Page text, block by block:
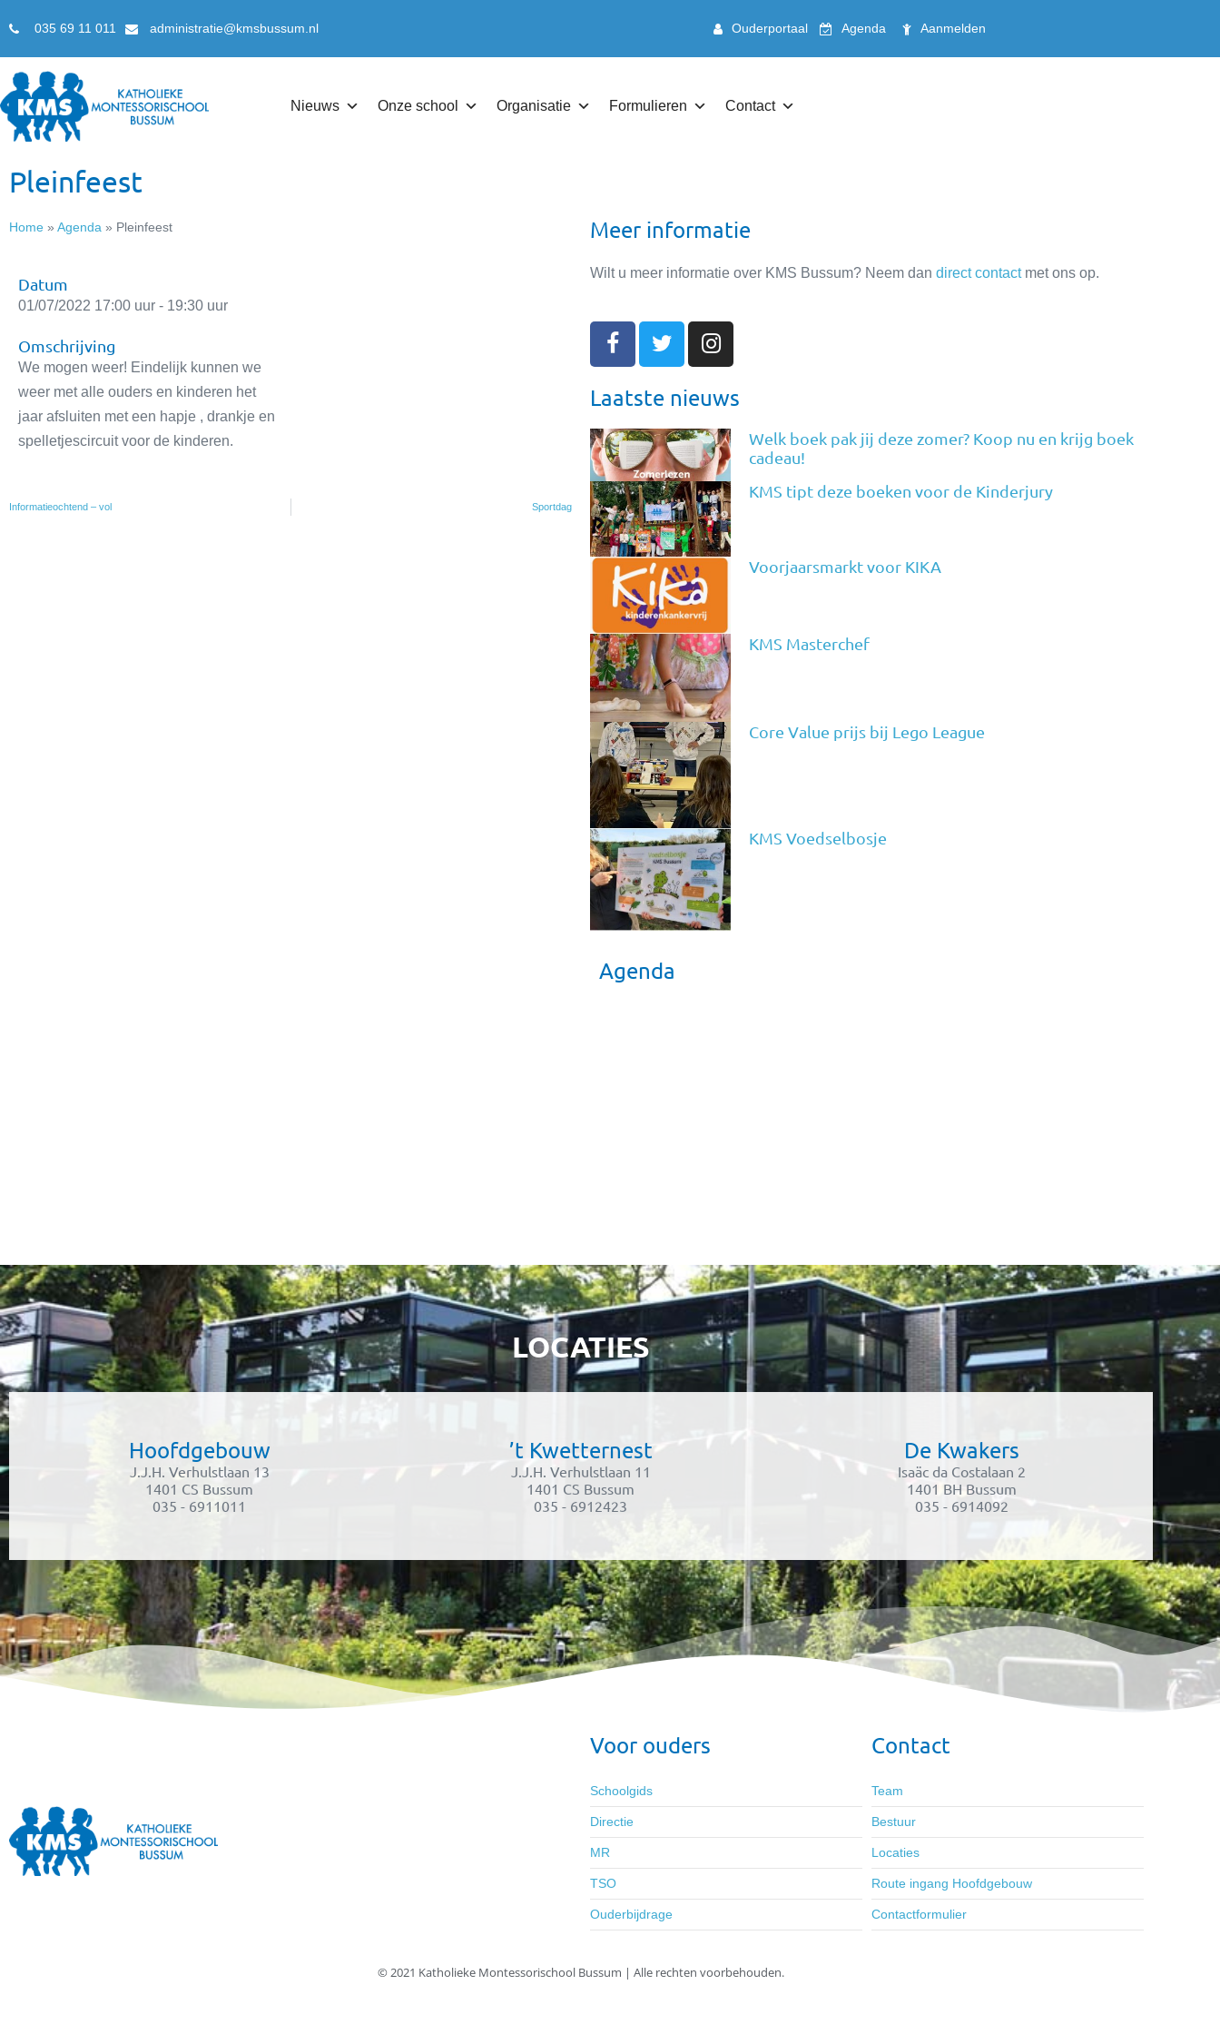
035 69 11 011 administratie@kmsbussum.nl Ouderportaal Agenda Aanmelden
Nieuws Onze school Organisatie Formulieren Contact
Pleinfeest
Home » Agenda » Pleinfeest
Datum
01/07/2022 17:00 uur - 19:30 uur
Omschrijving
We mogen weer! Eindelijk kunnen we
weer met alle ouders en kinderen het
jaar afsluiten met een hapje , drankje en
spelletjescircuit voor de kinderen.
Informatieochtend – vol Sportdag
Meer informatie
Wilt u meer informatie over KMS Bussum? Neem dan direct contactmet ons op.
Laatste nieuws
Welk boek pak jij deze zomer? Koop nu en krijg boek
cadeau!
KMS tipt deze boeken voor de Kinderjury
Voorjaarsmarkt voor KIKA
KMS Masterchef
Core Value prijs bij Lego League
KMS Voedselbosje
Agenda
LOCATIES
Hoofdgebouw
J.J.H. Verhulstlaan 13
1401 CS Bussum
035 - 6911011
’t Kwetternest
J.J.H. Verhulstlaan 11
1401 CS Bussum
035 - 6912423
De Kwakers
Isaäc da Costalaan 2
1401 BH Bussum
035 - 6914092
Voor ouders
Schoolgids
Directie
MR
TSO
Ouderbijdrage
Contact
Team
Bestuur
Locaties
Route ingang Hoofdgebouw
Contactformulier
© 2021 Katholieke Montessorischool Bussum | Alle rechten voorbehouden.